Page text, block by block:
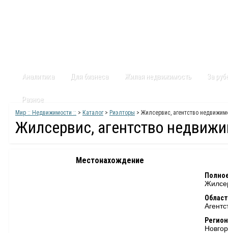
Аналитика Для бизнеса Жилая недвижимость За
Разное
Мир :: Недвижимости :: > Каталог> Риэлторы > Жилсервис, агентство
Жилсервис, агентство
Местонахождение